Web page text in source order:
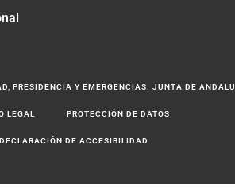
PRESIDENCIA Y EMERGENCIAS. JUNTA DE
LEGAL PROTECCIÓN DE DATOS
DECLARACIÓN DE ACCESIBILIDAD